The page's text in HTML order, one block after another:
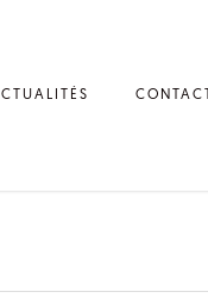
CONTACT